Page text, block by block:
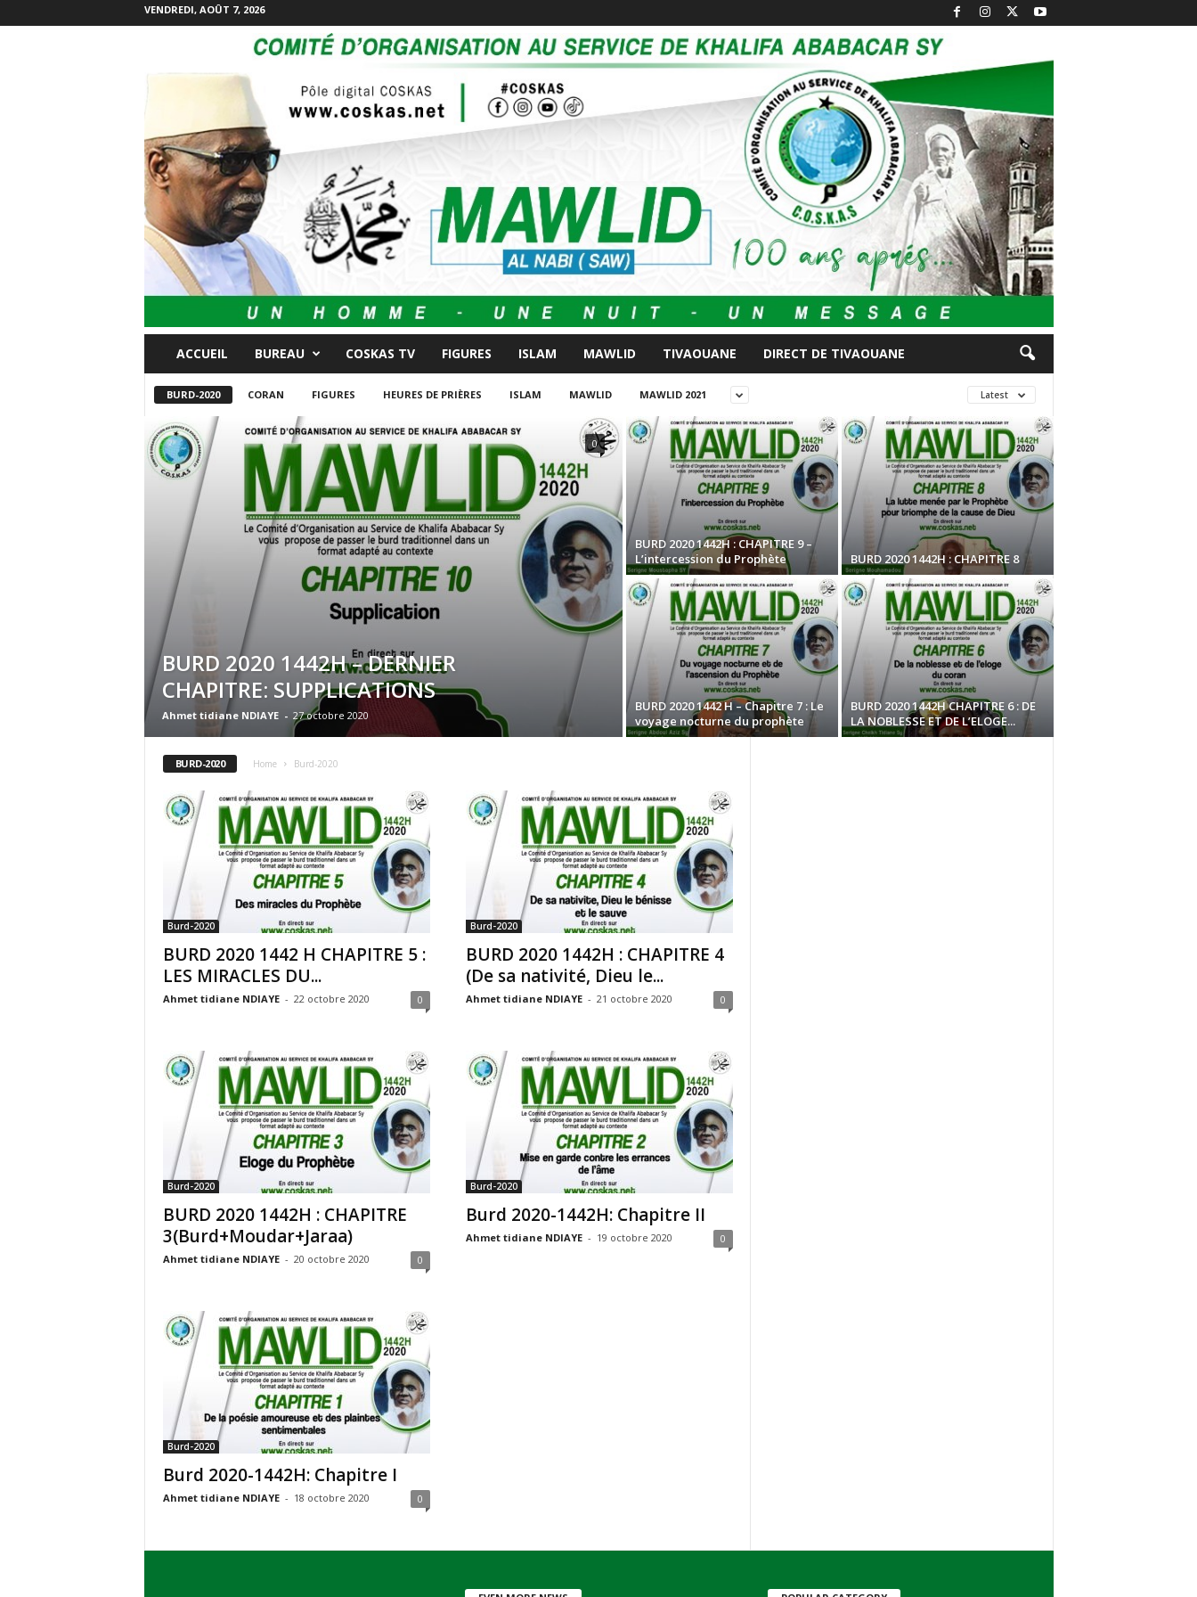
VENDREDI, AOÛT 7, 2026
ACCUEIL BUREAU COSKAS TV FIGURES ISLAM MAWLID TIVAOUANE DIRECT DE TIVAOUANE
BURD-2020 CORAN FIGURES HEURES DE PRIÈRES ISLAM MAWLID MAWLID 2021 Latest
BURD 2020 1442H – DERNIER
CHAPITRE: SUPPLICATIONS
Ahmet tidiane NDIAYE - 27 octobre 2020
0
BURD 2020 1442H : CHAPITRE 9 –
L’intercession du Prophète
BURD 2020 1442H : CHAPITRE 8
BURD 2020 1442 H – Chapitre 7 : Le
voyage nocturne du prophète
BURD 2020 1442H CHAPITRE 6 : DE
LA NOBLESSE ET DE L’ELOGE...
BURD-2020 Home Burd-2020
Burd-2020
BURD 2020 1442 H CHAPITRE 5 :
LES MIRACLES DU...
Ahmet tidiane NDIAYE - 22 octobre 2020 0
Burd-2020
BURD 2020 1442H : CHAPITRE 4
(De sa nativité, Dieu le...
Ahmet tidiane NDIAYE - 21 octobre 2020 0
Burd-2020
BURD 2020 1442H : CHAPITRE
3(Burd+Moudar+Jaraa)
Ahmet tidiane NDIAYE - 20 octobre 2020 0
Burd-2020
Burd 2020-1442H: Chapitre II
Ahmet tidiane NDIAYE - 19 octobre 2020 0
Burd-2020
Burd 2020-1442H: Chapitre I
Ahmet tidiane NDIAYE - 18 octobre 2020 0